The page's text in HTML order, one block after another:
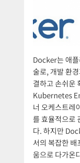
Docker는 애플
술로, 개발 환
결하고 손쉬운
Kubernetes
너 오케스트레
를 효율적으로
다. 하지만
서의 복잡한 배
움으로 다가